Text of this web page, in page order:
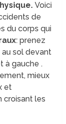
Voici
de
du corps qui
: prenez
au sol devant
à gauche .
mieux
et
croisant les